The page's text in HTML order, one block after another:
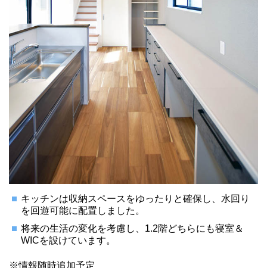
キッチンは収納スペースをゆったりと確保し、水回り
を回遊可能に配置しました。
将来の生活の変化を考慮し、1.2階どちらにも寝室＆
WICを設けています。
※情報随時追加予定